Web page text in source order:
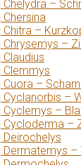
Chelydra –
Chersina
Chitra –
Chrysemys –
Clemmys
Cuora –
Cyclanorbis –
Cyclemys –
Cycloderma –
Deirochelys
Dermatemys